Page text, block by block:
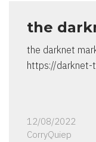
the
the darknet
https://darknet-
12/08/2022
CorryQuiep